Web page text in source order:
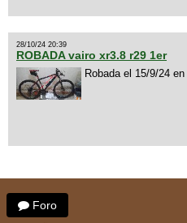
28/10/24 20:39
ROBADA vairo xr3.8 r29 1er
Robada el 15/9/24
Foro